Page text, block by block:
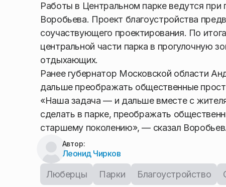
Работы в Центральном парке ведутся
Воробьева. Проект благоустройства
соучаствующего проектирования. По
центральной части парка в прогулочную
отдыхающих.
Ранее губернатор Московской области
дальше преображать общественные
«Наша задача — и дальше вместе с
сделать в парке, преображать
старшему поколению», — сказал Воробьев.
Автор:
Леонид Чирков
Люберцы Парки Благоустройство